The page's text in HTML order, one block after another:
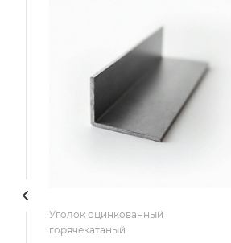
Уголок оцинкованный
горячекатаный
Равнополочный
Высота, мм
100
Толщина, мм
Сплав / Марка стали
Оцинкованное